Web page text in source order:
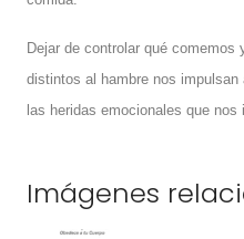
Dejar de controlar qué
distintos al hambre nos
las heridas emocionales que
Imágenes